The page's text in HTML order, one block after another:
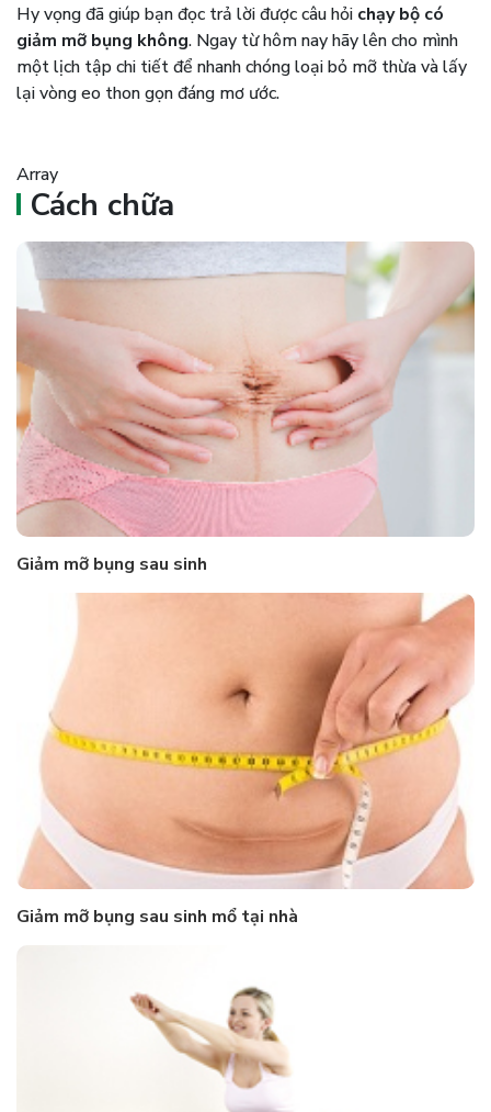
Hy vọng đã giúp bạn đọc trả lời được câu hỏi chạy bộ có
giảm mỡ bụng không. Ngay từ hôm nay hãy lên cho mình
một lịch tập chi tiết để nhanh chóng loại bỏ mỡ thừa và lấy
lại vòng eo thon gọn đáng mơ ước.
Array
Cách chữa
Giảm mỡ bụng sau sinh
Giảm mỡ bụng sau sinh mổ tại nhà